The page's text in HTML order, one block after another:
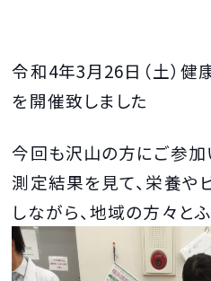
令和4年3月26日（土）
を開催致しました
今回も沢山の方にご参加
測定結果を見て、栄養や
しながら、地域の方々と